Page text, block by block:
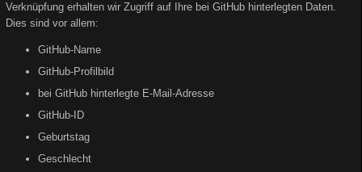
Verknüpfung erhalten wir Zugriff auf Ihre bei GitHub hinterlegten Daten.
Dies sind vor allem:
GitHub-Name
GitHub-Profilbild
bei GitHub hinterlegte E-Mail-Adresse
GitHub-ID
Geburtstag
Geschlecht